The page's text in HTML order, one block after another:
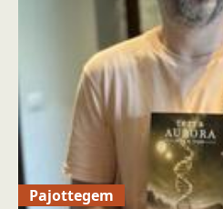
Pajottegem